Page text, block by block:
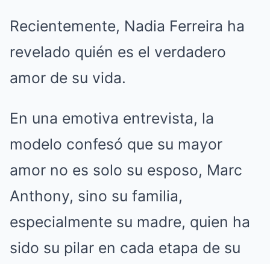
Recientemente, Nadia Ferreira ha
revelado quién es el verdadero
amor de su vida.
En una emotiva entrevista, la
modelo confesó que su mayor
amor no es solo su esposo, Marc
Anthony, sino su familia,
especialmente su madre, quien ha
sido su pilar en cada etapa de su